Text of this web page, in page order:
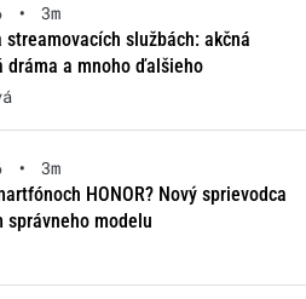
•
3m
službách: akčná
dráma a mnoho ďalšieho
•
3m
HONOR? Nový sprievodca
správneho modelu